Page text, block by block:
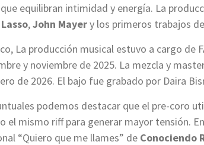
equilibran intimidad y energía. La
Lasso,John Mayery los primeros trabajos de
La producción musical estuvo a cargo de
y noviembre de 2025. La mezcla y
de 2026. El bajo fue grabado por Daira
podemos destacar que el pre-coro
el mismo riff para generar mayor tensión.
“Quiero que me llames” de Conociendo